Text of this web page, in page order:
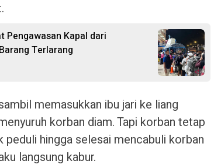
Pengawasan Kapal dari
Terlarang
memasukkan ibu jari ke liang
korban diam. Tapi korban tetap
hingga selesai mencabuli korban
langsung kabur.